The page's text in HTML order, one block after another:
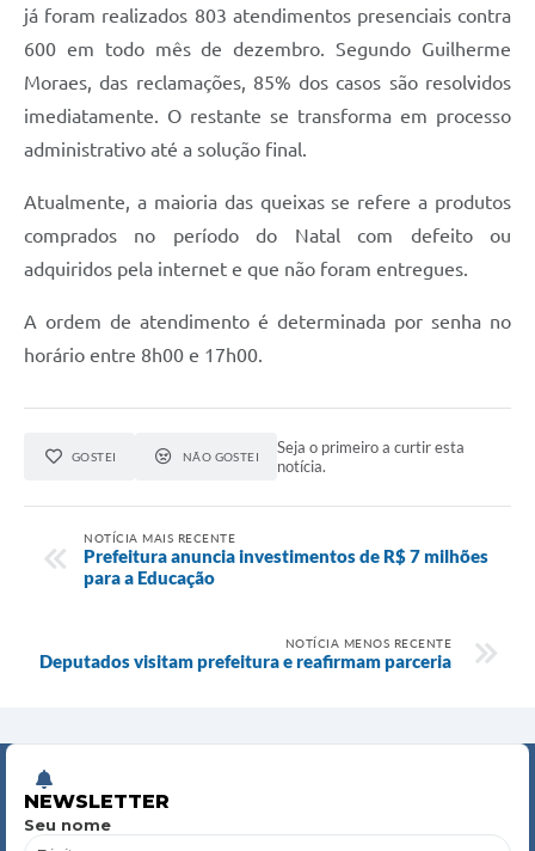
já foram realizados 803 atendimentos presenciais contra
600 em todo mês de dezembro. Segundo Guilherme
Moraes, das reclamações, 85% dos casos são resolvidos
imediatamente. O restante se transforma em processo
administrativo até a solução final.
Atualmente, a maioria das queixas se refere a produtos
comprados no período do Natal com defeito ou
adquiridos pela internet e que não foram entregues.
A ordem de atendimento é determinada por senha no
horário entre 8h00 e 17h00.
GOSTEI NÃO GOSTEI
Seja o primeiro a curtir esta
notícia.
NOTÍCIA MAIS RECENTE
Prefeitura anuncia investimentos de R$ 7 milhões
para a Educação
NOTÍCIA MENOS RECENTE
Deputados visitam prefeitura e reafirmam parceria
NEWSLETTER
Seu nome